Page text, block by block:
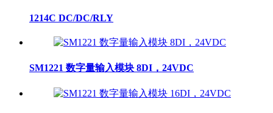
1214C DC/DC/RLY
SM1221 数字量输入模块 8DI，24VDC